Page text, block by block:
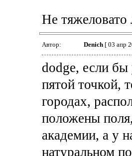
Не тяжеловато
Автор: Denich[ 03 апр
dodge, если бы
пятой точкой,
городах,
положены
академии, а у
натуральном